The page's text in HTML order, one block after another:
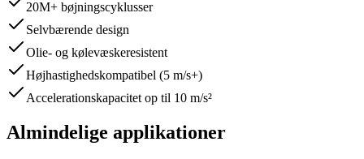
20M+ bøjningscyklusser
Selvbærende design
Olie- og kølevæskeresistent
Højhastighedskompatibel (5 m/s+)
Accelerationskapacitet op til 10 m/s²
Almindelige applikationer